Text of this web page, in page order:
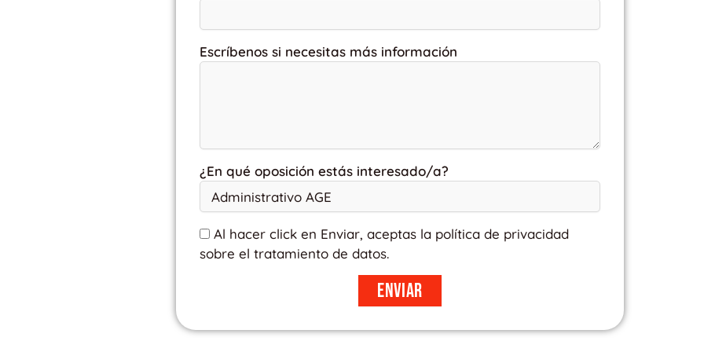
Escríbenos si necesitas más información
¿En qué oposición estás interesado/a?
Al hacer click en Enviar, aceptas la política de privacidad
sobre el tratamiento de datos.
Enviar